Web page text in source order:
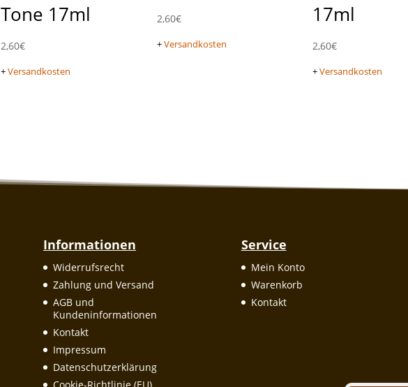
Tone 17ml
2,60€
+Versandkosten
2,60€
+Versandkosten
17ml
2,60€
+Versandkosten
Informationen
Widerrufsrecht
Zahlung und Versand
AGB und
Kundeninformationen
Kontakt
Impressum
Datenschutzerklärung
Service
Mein Konto
Warenkorb
Kontakt